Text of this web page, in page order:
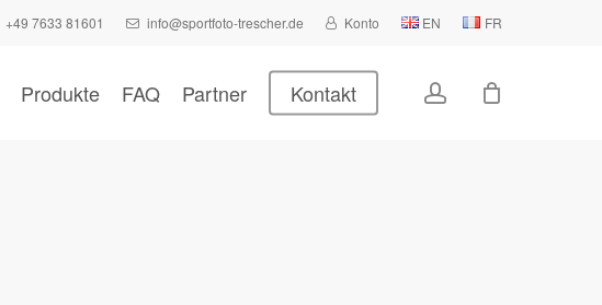
+49 7633 81601 info@sportfoto-trescher.de Konto EN FR
Produkte FAQ Partner Kontakt account